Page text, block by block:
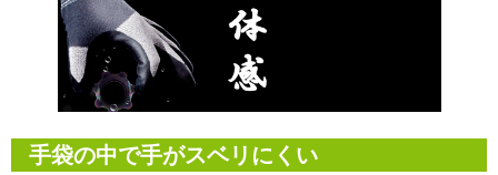
手袋の中で手がスベリにくい